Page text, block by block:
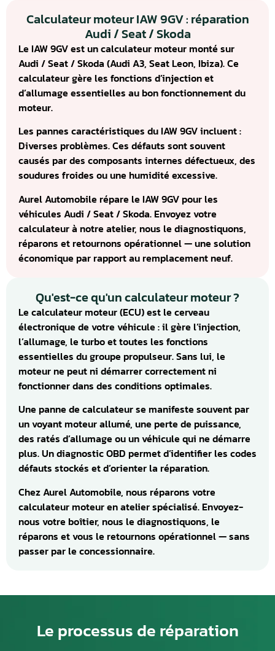
Calculateur moteur IAW 9GV : réparation
Audi / Seat / Skoda
Le IAW 9GV est un calculateur moteur monté sur
Audi / Seat / Skoda (Audi A3, Seat Leon, Ibiza). Ce
calculateur gère les fonctions d’injection et
d’allumage essentielles au bon fonctionnement du
moteur.
Les pannes caractéristiques du IAW 9GV incluent :
Diverses problèmes. Ces défauts sont souvent
causés par des composants internes défectueux, des
soudures froides ou une humidité excessive.
Aurel Automobile répare le IAW 9GV pour les
véhicules Audi / Seat / Skoda. Envoyez votre
calculateur à notre atelier, nous le diagnostiquons,
réparons et retournons opérationnel — une solution
économique par rapport au remplacement neuf.
Qu'est-ce qu'un calculateur moteur ?
Le calculateur moteur (ECU) est le cerveau
électronique de votre véhicule : il gère l’injection,
l’allumage, le turbo et toutes les fonctions
essentielles du groupe propulseur. Sans lui, le
moteur ne peut ni démarrer correctement ni
fonctionner dans des conditions optimales.
Une panne de calculateur se manifeste souvent par
un voyant moteur allumé, une perte de puissance,
des ratés d’allumage ou un véhicule qui ne démarre
plus. Un diagnostic OBD permet d’identifier les codes
défauts stockés et d’orienter la réparation.
Chez Aurel Automobile, nous réparons votre
calculateur moteur en atelier spécialisé. Envoyez-
nous votre boîtier, nous le diagnostiquons, le
réparons et vous le retournons opérationnel — sans
passer par le concessionnaire.
Le processus de réparation